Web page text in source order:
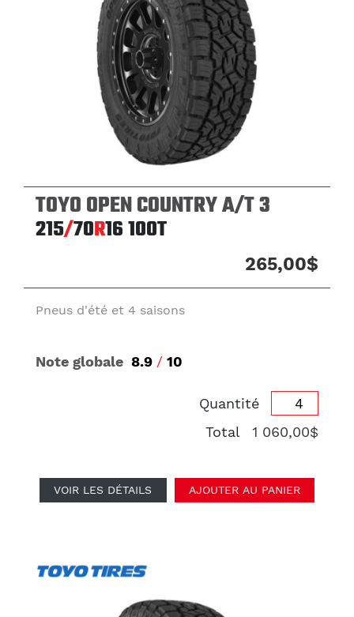
TOYO OPEN COUNTRY A/T 3
215/70R16100T
265,00$
Pneus d'été et 4 saisons
Note globale 8.9 / 10
Quantité
Total
1 060,00$
VOIR LES DÉTAILS AJOUTER AU PANIER